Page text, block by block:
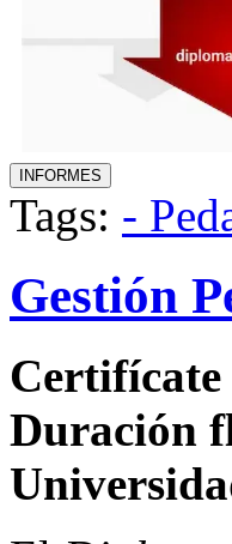
Tags: -
Gestión
Certifícate
Duración